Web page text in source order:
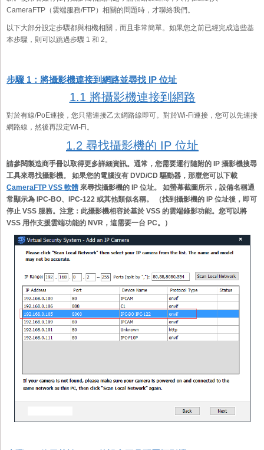
CameraFTP（雲端服務/FTP）相關的問題時，才聯絡我們。
以下大部分設定步驟都與相機相關，而且非常簡單。如果您之前已經完成這些基
本步驟，則可以跳過步驟 1 和 2。
步驟 1：將攝影機連接到網路並尋找 IP 位址
1.1 將攝影機連接到網路
對於有線/PoE連接，您只需連接乙太網路線即可。對於Wi-Fi連接，您可以先連接
網路線，然後再設定Wi-Fi。
1.2 尋找攝影機的 IP 位址
請參閱製造商手冊以取得更多詳細資訊。通常，您需要運行隨附的 IP 攝影機搜尋
工具來尋找攝影機。 如果您的電腦沒有 DVD/CD 驅動器，那麼您可以下載
CameraFTP VSS 軟體 來尋找攝影機的 IP 位址。 如螢幕截圖所示，設備名稱通
常顯示為 IPC-BO、IPC-122 或其他類似名稱。 （找到攝影機的 IP 位址後，即可
停止 VSS 服務。注意：此攝影機相容於基於 VSS 的雲端錄影功能。您可以將
VSS 用作支援雲端功能的 NVR，這需要一台 PC。）